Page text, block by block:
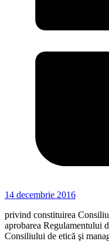
14 decembrie 2016
privind constituirea
aprobarea Regulamentului
Consiliului de etică şi